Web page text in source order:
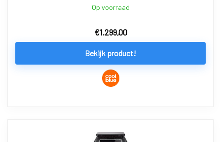
Op voorraad
€1.299,00
Bekijk product!